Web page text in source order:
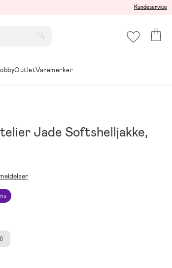
Kundeservice
OutletVaremerker
Jade Softshelljakke,